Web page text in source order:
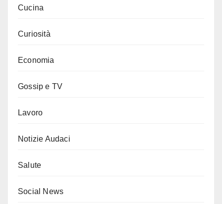
Cucina
Curiosità
Economia
Gossip e TV
Lavoro
Notizie Audaci
Salute
Social News